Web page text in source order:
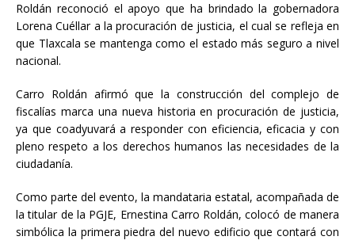
Roldán reconoció el apoyo que ha brindado la gobernadora
Lorena Cuéllar a la procuración de justicia, el cual se refleja en
que Tlaxcala se mantenga como el estado más seguro a nivel
nacional.
Carro Roldán afirmó que la construcción del complejo de
fiscalías marca una nueva historia en procuración de justicia,
ya que coadyuvará a responder con eficiencia, eficacia y con
pleno respeto a los derechos humanos las necesidades de la
ciudadanía.
Como parte del evento, la mandataria estatal, acompañada de
la titular de la PGJE, Ernestina Carro Roldán, colocó de manera
simbólica la primera piedra del nuevo edificio que contará con